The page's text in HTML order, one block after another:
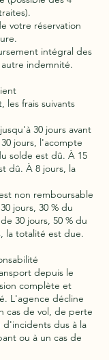
votre réservation
intégral des
autre indemnité.
les frais suivants
30 jours avant
jours, l'acompte
solde est dû. À 15
dû. À 8 jours, la
non remboursable
jours, 30 % du
30 jours, 50 % du
la totalité est due.
depuis le
complète et
L'agence décline
cas de vol, de perte
dus à la
ou à un cas de